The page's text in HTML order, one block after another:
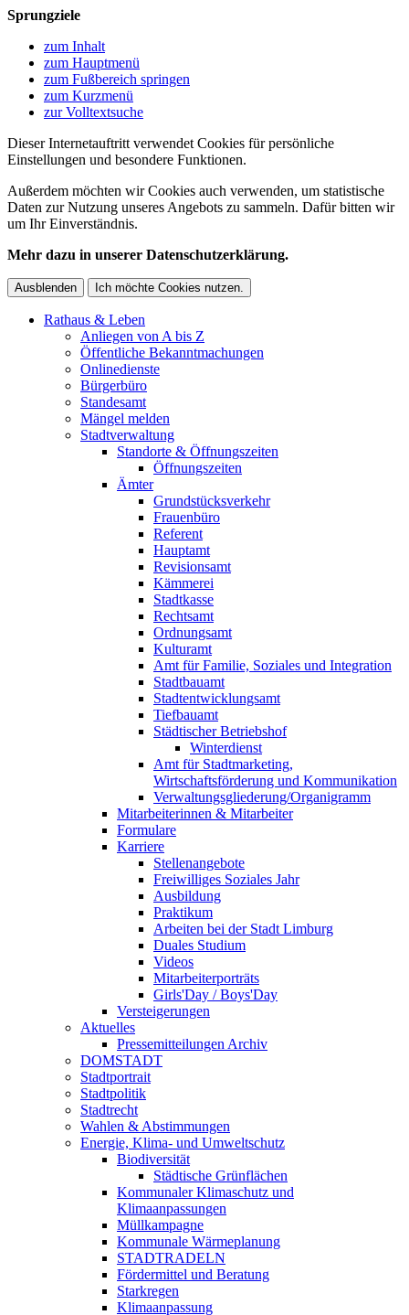
Sprungziele
zum Inhalt
zum Hauptmenü
zum Fußbereich springen
zum Kurzmenü
zur Volltextsuche
Dieser Internetauftritt verwendet Cookies für persönliche
Einstellungen und besondere Funktionen.
Außerdem möchten wir Cookies auch verwenden, um statistische
Daten zur Nutzung unseres Angebots zu sammeln. Dafür bitten wir
um Ihr Einverständnis.
Mehr dazu in unserer Datenschutzerklärung.
Ausblenden Ich möchte Cookies nutzen.
Rathaus & Leben
Anliegen von A bis Z
Öffentliche Bekanntmachungen
Onlinedienste
Bürgerbüro
Standesamt
Mängel melden
Stadtverwaltung
Standorte & Öffnungszeiten
Öffnungszeiten
Ämter
Grundstücksverkehr
Frauenbüro
Referent
Hauptamt
Revisionsamt
Kämmerei
Stadtkasse
Rechtsamt
Ordnungsamt
Kulturamt
Amt für Familie, Soziales und Integration
Stadtbauamt
Stadtentwicklungsamt
Tiefbauamt
Städtischer Betriebshof
Winterdienst
Amt für Stadtmarketing,
Wirtschaftsförderung und Kommunikation
Verwaltungsgliederung/Organigramm
Mitarbeiterinnen & Mitarbeiter
Formulare
Karriere
Stellenangebote
Freiwilliges Soziales Jahr
Ausbildung
Praktikum
Arbeiten bei der Stadt Limburg
Duales Studium
Videos
Mitarbeiterporträts
Girls'Day / Boys'Day
Versteigerungen
Aktuelles
Pressemitteilungen Archiv
DOMSTADT
Stadtportrait
Stadtpolitik
Stadtrecht
Wahlen & Abstimmungen
Energie, Klima- und Umweltschutz
Biodiversität
Städtische Grünflächen
Kommunaler Klimaschutz und
Klimaanpassungen
Müllkampagne
Kommunale Wärmeplanung
STADTRADELN
Fördermittel und Beratung
Starkregen
Klimaanpassung